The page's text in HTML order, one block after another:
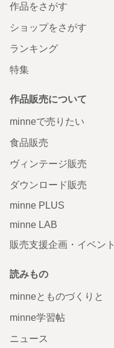
作品をさがす
ショップをさがす
ランキング
特集
作品販売について
minneで売りたい
食品販売
ヴィンテージ販売
ダウンロード販売
minne PLUS
minne LAB
販売支援企画・イベント
読みもの
minneとものづくりと
minne学習帖
ニュース